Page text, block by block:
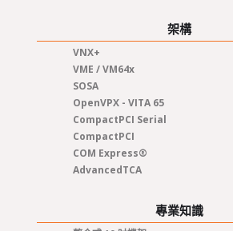
架構
VNX+
VME / VM64x
SOSA
OpenVPX - VITA 65
CompactPCI Serial
CompactPCI
COM Express®
AdvancedTCA
專業知識